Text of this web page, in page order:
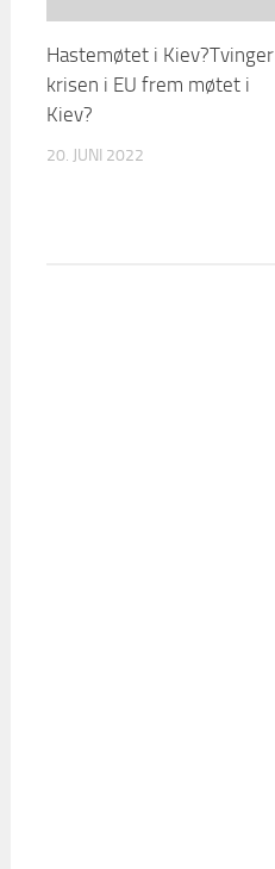
Hastemøtet i Kiev?Tvinger
krisen i EU frem møtet i
Kiev?
20. JUNI 2022